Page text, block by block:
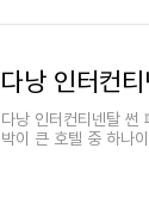
다낭 인터컨
다낭 인터컨티넨탈 썬
박이 큰 호텔 중 하나